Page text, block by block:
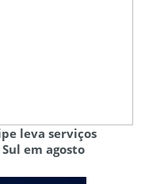
leva serviços
em agosto